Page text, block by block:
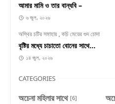
আমার মামি ও তার বান্ধবি –
৬ জুল, ২০২৬
অস্থির চটির সমাহার ,কচি মেয়ের গুদ চোদা
বৃষ্টির মধ্যে চাচাতো বোনের সাথে...
১৪ জুল, ২০২৬
CATEGORIES
অচেনা মহিলার সাথে [6]